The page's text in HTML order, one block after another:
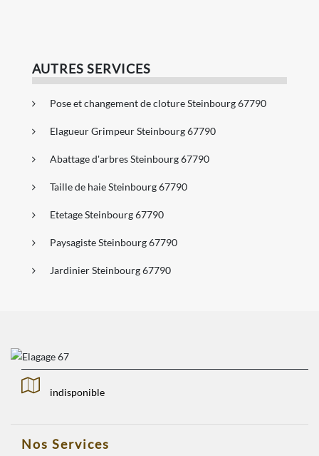
AUTRES SERVICES
Pose et changement de cloture Steinbourg 67790
Elagueur Grimpeur Steinbourg 67790
Abattage d'arbres Steinbourg 67790
Taille de haie Steinbourg 67790
Etetage Steinbourg 67790
Paysagiste Steinbourg 67790
Jardinier Steinbourg 67790
indisponible
Nos Services